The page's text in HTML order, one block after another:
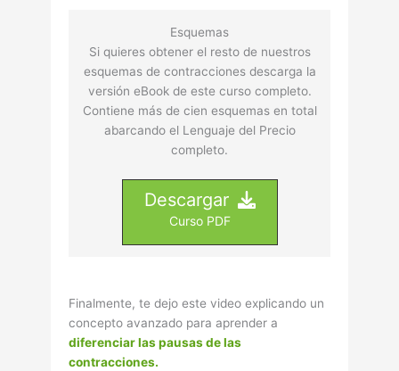
Esquemas
Si quieres obtener el resto de nuestros
esquemas de contracciones descarga la
versión eBook de este curso completo.
Contiene más de cien esquemas en total
abarcando el Lenguaje del Precio
completo.
Descargar
Curso PDF
Finalmente, te dejo este video explicando un
concepto avanzado para aprender a
diferenciar las pausas de las
contracciones.